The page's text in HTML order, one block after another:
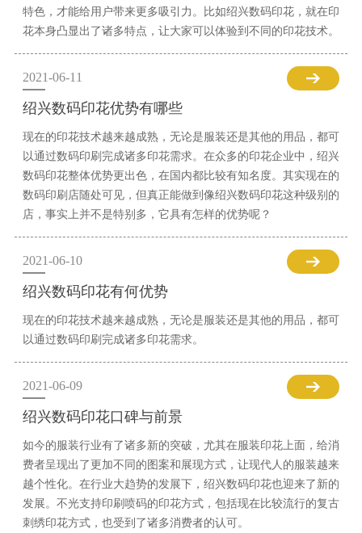
特色，才能给用户带来更多吸引力。比如绍兴数码印花，就在印
花本身凸显出了诸多特点，让大家可以体验到不同的印花技术。
2021-06-11
绍兴数码印花优势有哪些
现在的印花技术越来越成熟，无论是服装还是其他的用品，都可
以通过数码印刷完成诸多印花需求。在众多的印花企业中，绍兴
数码印花整体优势更出色，在国内都比较有知名度。其实现在的
数码印刷店随处可见，但真正能做到像绍兴数码印花这种级别的
店，事实上并不是特别多，它具有怎样的优势呢？
2021-06-10
绍兴数码印花有何优势
现在的印花技术越来越成熟，无论是服装还是其他的用品，都可
以通过数码印刷完成诸多印花需求。
2021-06-09
绍兴数码印花口碑与前景
如今的服装行业有了诸多新的突破，尤其在服装印花上面，给消
费者呈现出了更加不同的图案和展现方式，让现代人的服装越来
越个性化。在行业大趋势的发展下，绍兴数码印花也迎来了新的
发展。不光支持印刷喷码的印花方式，包括现在比较流行的复古
刺绣印花方式，也受到了诸多消费者的认可。